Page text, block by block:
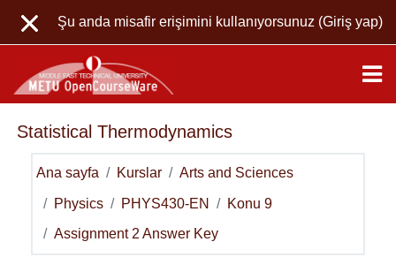
Şu anda misafir erişimini kullanıyorsunuz (Giriş yap)
Statistical Thermodynamics
Ana sayfa Kurslar Arts and Sciences
Physics PHYS430-EN Konu 9
Assignment 2 Answer Key